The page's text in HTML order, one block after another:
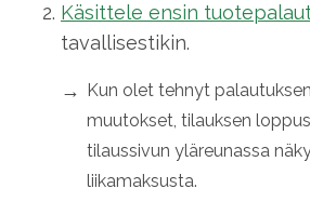
Käsittele ensin
tavallisestikin.
Kun olet tehnyt
muutokset, tilauksen
tilaussivun yläreunassa
liikamaksusta.